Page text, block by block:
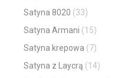
Satyna 8020 (33)
Satyna Armani (15)
Satyna krepowa (7)
Satyna z Laycrą (14)